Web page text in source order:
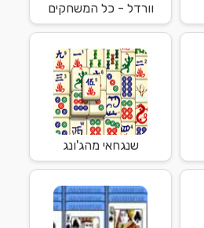
וורדל - כל המשחקים
שנגחאי מהג'ונג